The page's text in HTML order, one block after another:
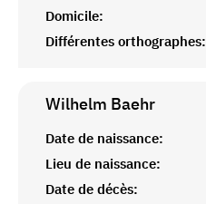
Domicile:
Différentes orthographes:
Wilhelm Baehr
Date de naissance:
Lieu de naissance:
Date de décès: